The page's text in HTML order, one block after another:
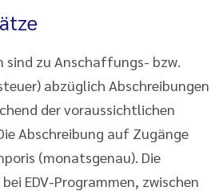
sind zu Anschaffungs- bzw.
abzüglich Abschreibungen
der voraussichtlichen
Abschreibung auf Zugänge
(monatsgenau). Die
EDV-Programmen, zwischen